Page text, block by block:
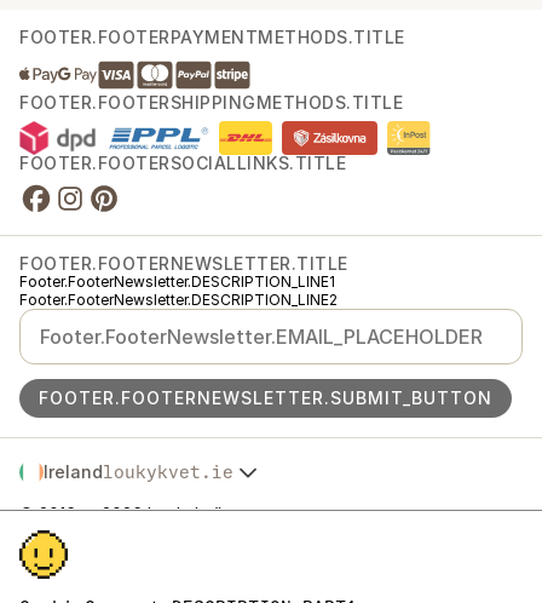
FOOTER.FOOTERPAYMENTMETHODS.TITLE
FOOTER.FOOTERSHIPPINGMETHODS.TITLE
FOOTER.FOOTERSOCIALLINKS.TITLE
FOOTER.FOOTERNEWSLETTER.TITLE
Footer.FooterNewsletter.DESCRIPTION_LINE1
Footer.FooterNewsletter.DESCRIPTION_LINE2
FOOTER.FOOTERNEWSLETTER.SUBMIT_BUTTON
Irelandloukykvet.ie
Polska
Österreich
© 2016 →2026 Loukykvět s.r.o.
Footer.FooterLegal.REGISTRATION
Footer.FooterLegal.EKO_KOM
Footer.FooterLegal.RL_PASSPORT
Footer.FooterLegal.TAX_NUMBERS